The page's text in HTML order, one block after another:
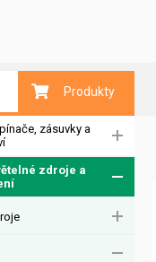
Produkty
zásuvky a
zdroje a